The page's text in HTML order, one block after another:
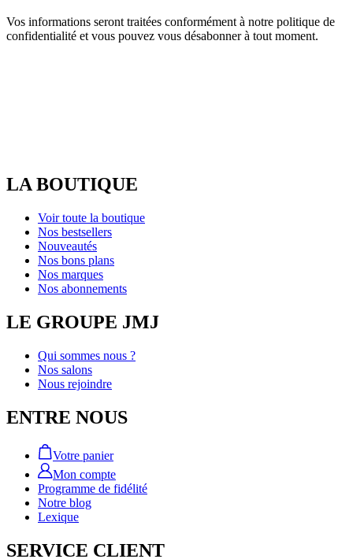
Vos informations seront traitées conformément à notre politique de
confidentialité et vous pouvez vous désabonner à tout moment.
LA BOUTIQUE
Voir toute la boutique
Nos bestsellers
Nouveautés
Nos bons plans
Nos marques
Nos abonnements
LE GROUPE JMJ
Qui sommes nous ?
Nos salons
Nous rejoindre
ENTRE NOUS
Votre panier
Mon compte
Programme de fidélité
Notre blog
Lexique
SERVICE CLIENT